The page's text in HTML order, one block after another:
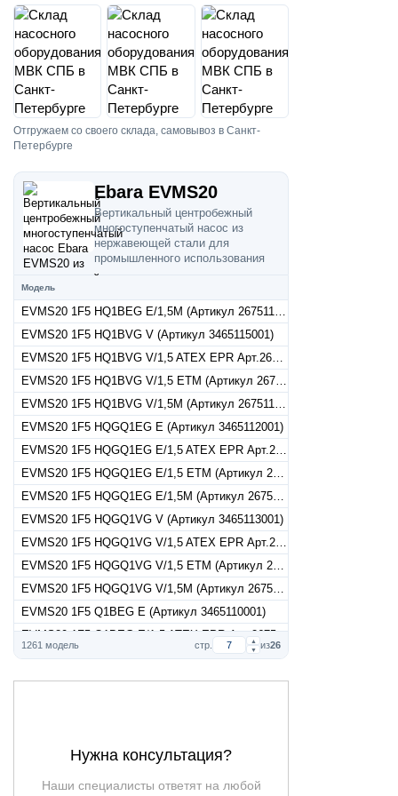
Отгружаем со своего склада, самовывоз в Санкт-
Петербурге
Ebara EVMS20
Вертикальный центробежный
многоступенчатый насос из
нержавеющей стали для
промышленного использования
Модель
EVMS20 1F5 HQ1BEG E/1,5M (Артикул 26751140010)
EVMS20 1F5 HQ1BVG V (Артикул 3465115001)
EVMS20 1F5 HQ1BVG V/1,5 ATEX EPR Арт.26751150017
EVMS20 1F5 HQ1BVG V/1,5 ETM (Артикул 26751150015)
EVMS20 1F5 HQ1BVG V/1,5M (Артикул 26751150010)
EVMS20 1F5 HQGQ1EG E (Артикул 3465112001)
EVMS20 1F5 HQGQ1EG E/1,5 ATEX EPR Арт.26751120017
EVMS20 1F5 HQGQ1EG E/1,5 ETM (Артикул 26751120015)
EVMS20 1F5 HQGQ1EG E/1,5M (Артикул 26751120010)
EVMS20 1F5 HQGQ1VG V (Артикул 3465113001)
EVMS20 1F5 HQGQ1VG V/1,5 ATEX EPR Арт.26751130017
EVMS20 1F5 HQGQ1VG V/1,5 ETM (Артикул 26751130015)
EVMS20 1F5 HQGQ1VG V/1,5M (Артикул 26751130010)
EVMS20 1F5 Q1BEG E (Артикул 3465110001)
EVMS20 1F5 Q1BEG E/1,5 ATEX EPR Арт.26751100017
EVMS20 1F5 Q1BEG E/1,5 ETM (Артикул 26751100015)
EVMS20 1F5 Q1BEG E/1,5M (Артикул 26751100010)
1261 модель стр.
▲
▼
из26
Нужна консультация?
Наши специалисты ответят на любой